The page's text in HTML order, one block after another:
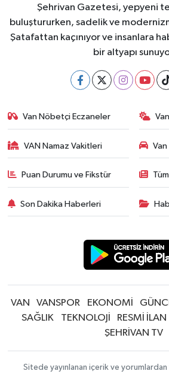
Şehrivan Gazetesi, yepyeni
buluştururken, sadelik ve
Şatafattan kaçınıyor ve insanlara
bir altyapı
Van Nöbetçi Eczaneler
VAN Namaz Vakitleri Van
Puan Durumu ve Fikstür
Son Dakika Haberleri
VAN VANSPOR EKONOMİ
SAĞLIK
TEKNOLOJİ RESMİ İLAN
ŞEHRİVAN TV
Sitede yayınlanan içerik ve yorumlardan